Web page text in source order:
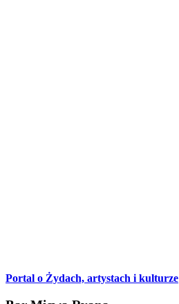
Portal o Żydach, artystach i kulturze